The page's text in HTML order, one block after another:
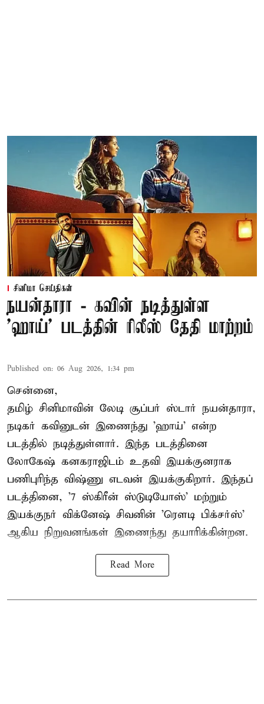
சினிமா செய்திகள்
நயன்தாரா - கவின் நடித்துள்ள
'ஹாய்' படத்தின் ரிலீஸ் தேதி மாற்றம்
Published on: 06 Aug 2026, 1:34 pm
சென்னை,
தமிழ் சினிமாவின் லேடி சூப்பர் ஸ்டார் நயன்தாரா,
நடிகர் கவினுடன் இணைந்து 'ஹாய்' என்ற
படத்தில் நடித்துள்ளார். இந்த படத்தினை
லோகேஷ் கனகராஜிடம் உதவி இயக்குனராக
பணிபுரிந்த விஷ்ணு எடவன் இயக்குகிறார். இந்தப்
படத்தினை, '7 ஸ்கிரீன் ஸ்டுடியோஸ்' மற்றும்
இயக்குநர் விக்னேஷ் சிவனின் 'ரௌடி பிக்சர்ஸ்'
ஆகிய நிறுவனங்கள் இணைந்து தயாரிக்கின்றன.
Read More